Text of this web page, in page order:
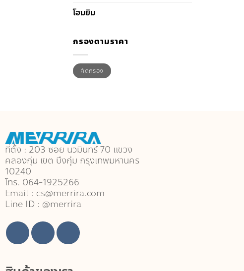
โฮมยิม
กรองตามราคา
ราคา
ต่ำ
สุด
ราคา
สูงสุดคัดกรอง
ที่ตั้ง : 203 ซอย นวมินทร์ 70 แขวง
คลองกุ่ม เขต บึงกุ่ม กรุงเทพมหานคร
10240
โทร. 064-1925266
Email : cs@merrira.com
Line ID : @merrira